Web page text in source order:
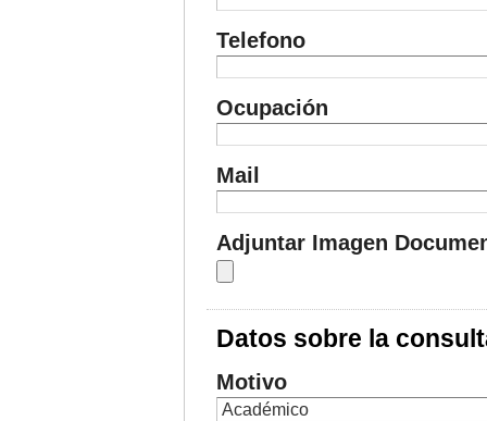
Telefono
Ocupación
Mail
Adjuntar Imagen
Datos sobre la
Motivo